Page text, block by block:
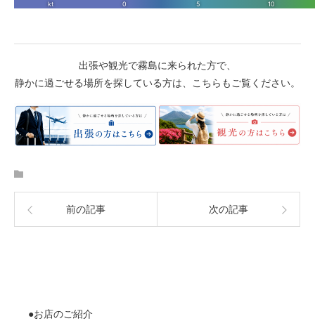
出張や観光で霧島に来られた方で、
静かに過ごせる場所を探している方は、こちらもご覧ください。
前の記事 次の記事
●お店のご紹介